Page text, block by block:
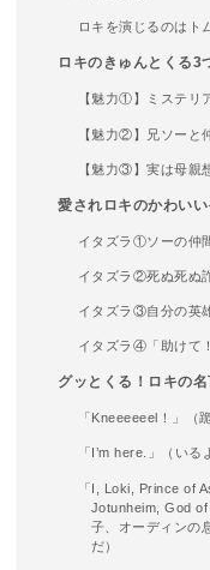
ロキを演じるのはト
ロキのきゅんとくる3
【魅力①】ミステリ
【魅力②】兄ソーと
【魅力③】実は母親
愛されロキのかわい
イタズラ①ソーの仲
イタズラ②死ぬ死ぬ
イタズラ③自分の英
イタズラ④「助けて
グッとくる！ロキの名
「Kneeeeeel！」（
「I’m here.」（いる
「I, Loki, Prince of
Jotunheim, God
子、オーディンの
だ）